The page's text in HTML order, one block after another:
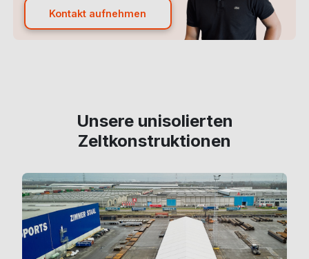
Kontakt aufnehmen
Unsere unisolierten
Zeltkonstruktionen